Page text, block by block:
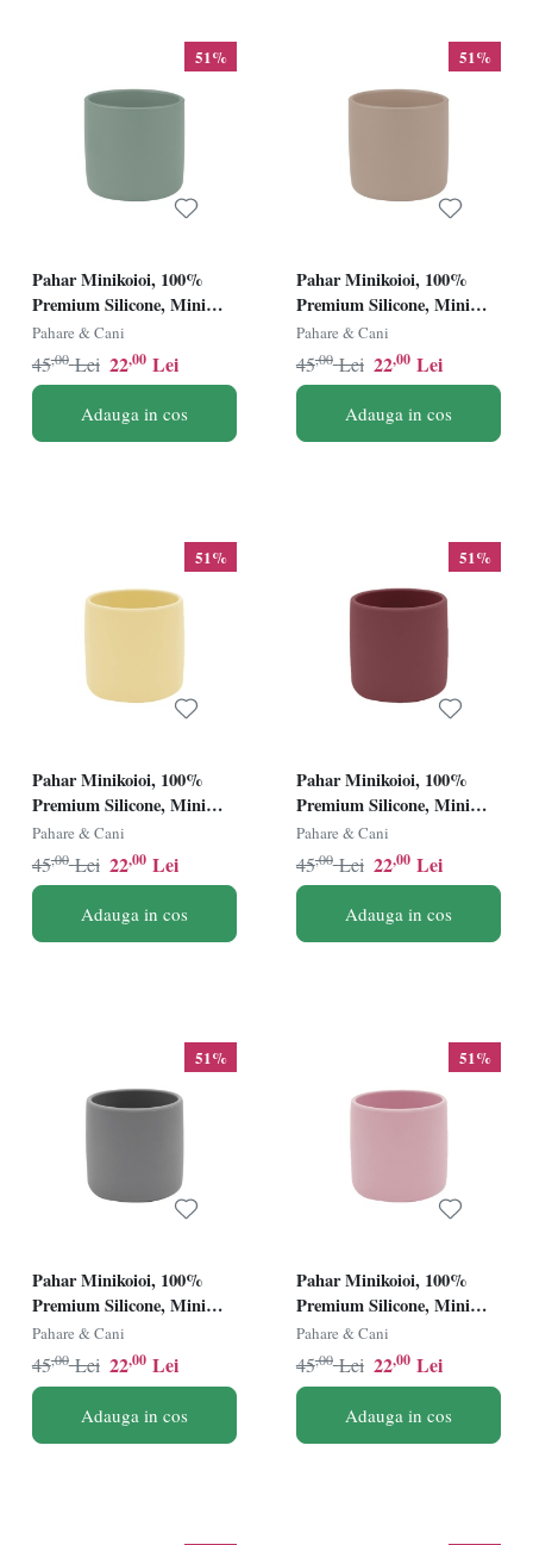
51%
Pahar Minikoioi, 100%
Premium Silicone, Mini
Cup â€“ Bubble Beige
Pahare & Cani
22,00 Lei
45,00 Lei
Adauga in cos
51%
Pahar Minikoioi, 100%
Premium Silicone, Mini
Cup â€“ River Green
Pahare & Cani
22,00 Lei
45,00 Lei
Adauga in cos
51%
Pahar Minikoioi, 100%
Premium Silicone, Mini
Cup â€“ Mellow Yellow
Pahare & Cani
22,00 Lei
45,00 Lei
Adauga in cos
51%
Pahar Minikoioi, 100%
Premium Silicone, Mini
Cup â€“ Velvet Rose
Pahare & Cani
22,00 Lei
45,00 Lei
Adauga in cos
51%
Pahar Minikoioi, 100%
Premium Silicone, Mini
Cup â€“ Powder Grey
Pahare & Cani
22,00 Lei
45,00 Lei
Adauga in cos
51%
Pahar Minikoioi, 100%
Premium Silicone, Mini
Cup â€“ Pinky Pink
Pahare & Cani
22,00 Lei
45,00 Lei
Adauga in cos